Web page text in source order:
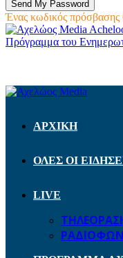
Ένας κωδικός πρόσβασης
Πρόγραμμα του
ΑΡΧΙΚΗ
ΟΛΕΣ ΟΙ
LIVE